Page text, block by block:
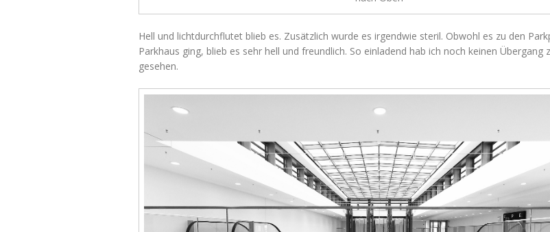
Hell und lichtdurchflutet blieb es. Zusätzlich wurde es irgendwie steril. Obwohl es zu den
Parkhaus ging, blieb es sehr hell und freundlich. So einladend hab ich noch keinen Übergang
gesehen.